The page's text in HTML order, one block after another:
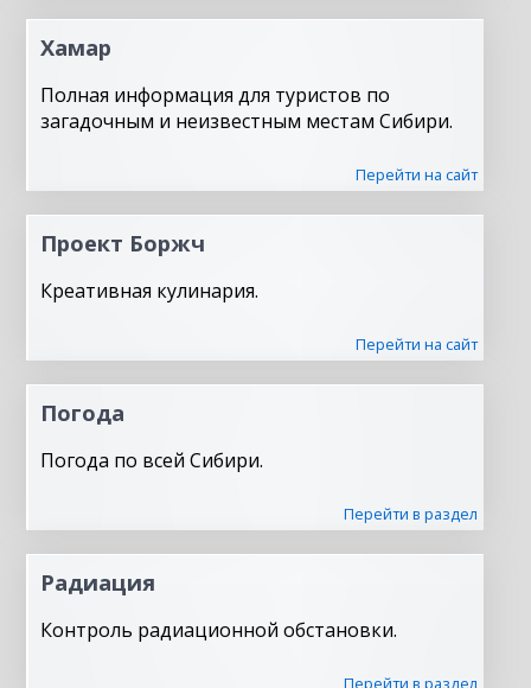
Хамар
Полная информация для туристов по
загадочным и неизвестным местам Сибири.
Перейти на сайт
Проект Боржч
Креативная кулинария.
Перейти на сайт
Погода
Погода по всей Сибири.
Перейти в раздел
Радиация
Контроль радиационной обстановки.
Перейти в раздел